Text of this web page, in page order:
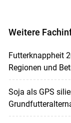
Weitere
Futterknappheit
Regionen und
Soja als GPS